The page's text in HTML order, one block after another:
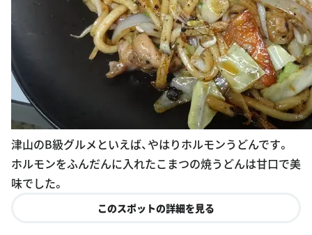
津山のB級グルメといえば、やはりホルモンうどんです。
ホルモンをふんだんに入れたこまつの焼うどんは甘口で美
味でした。
このスポットの詳細を見る